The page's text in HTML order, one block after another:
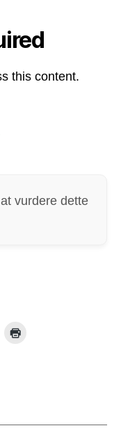
this content.
vurdere dette